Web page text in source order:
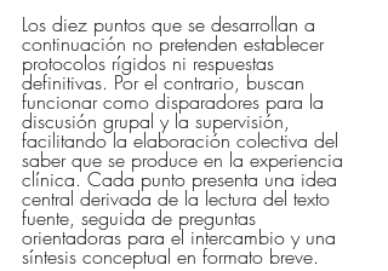
Los diez puntos que se desarrollan a
continuación no pretenden establecer
protocolos rígidos ni respuestas
definitivas. Por el contrario, buscan
funcionar como disparadores para la
discusión grupal y la supervisión,
facilitando la elaboración colectiva del
saber que se produce en la experiencia
clínica. Cada punto presenta una idea
central derivada de la lectura del texto
fuente, seguida de preguntas
orientadoras para el intercambio y una
síntesis conceptual en formato breve.